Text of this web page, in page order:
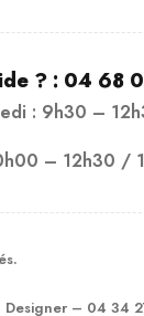
? : 04 68
: 9h30 –
– 12h30 /
Designer – 04 34